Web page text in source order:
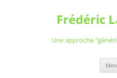
Frédéric
Une approche